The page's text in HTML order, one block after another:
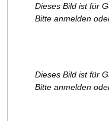
Dieses Bild ist für
Bitte anmelden
Dieses Bild ist für
Bitte anmelden